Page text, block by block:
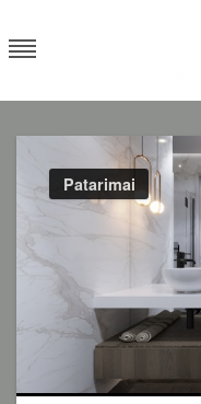
to
content
Patarimai